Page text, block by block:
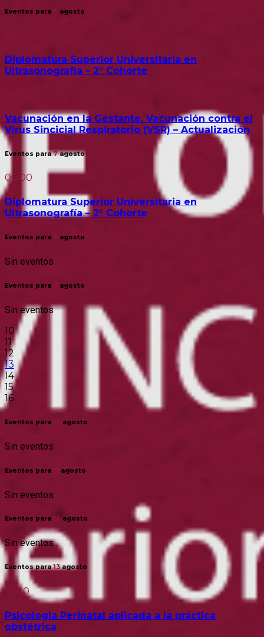
Eventos para agosto
Diplomatura Superior Universitaria en
Ultrasonografía – 2° Cohorte
Vacunación en la Gestante. Vacunación contra el
Virus Sincicial Respiratorio (VSR) – Actualización
Eventos para7agosto
00:00
Diplomatura Superior Universitaria en
Ultrasonografía – 2° Cohorte
Eventos para agosto
Sin eventos
Eventos para agosto
Sin eventos
10
11
12
13
14
15
16
Eventos para agosto
Sin eventos
Eventos para agosto
Sin eventos
Eventos para 12 agosto
Sin eventos
Eventos para13agosto
18:00
Psicología Perinatal aplicada a la práctica
obstétrica